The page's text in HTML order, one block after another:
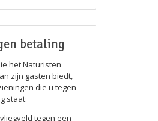
betaling
het Naturisten
zijn gasten biedt,
die u tegen
staat:
tegen een